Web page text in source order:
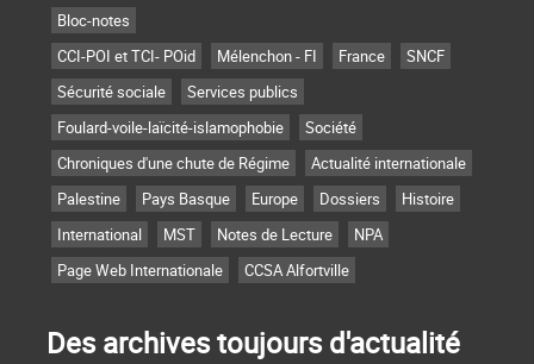
Bloc-notes
CCI-POI et TCI- POid
Mélenchon - FI France
SNCF
Sécurité sociale
Services publics
Foulard-voile-laïcité-islamophobie
Société
Chroniques d'une chute de Régime
Actualité internationale
Palestine
Pays Basque Europe Dossiers
Histoire
International
MST Notes de Lecture
NPA
Page Web Internationale
CCSA Alfortville
Des archives toujours d'actualité